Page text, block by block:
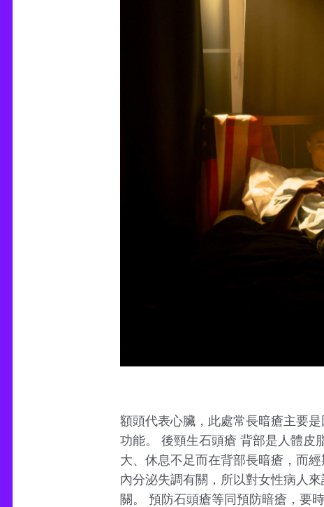
額頭代表心臟，此處常長暗瘡主要
功能。 後頸生石頭瘡 背部是人體皮
大、休息不足而在背部長暗瘡，而
內分泌失調有關，所以對女性病人
關。 預防石頭瘡等同預防暗瘡，要